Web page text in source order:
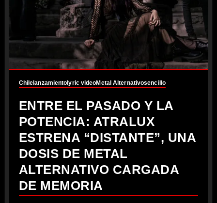
Chilelanzamientolyric videoMetal Alternativosencillo
ENTRE EL PASADO Y LA
POTENCIA: ATRALUX
ESTRENA “DISTANTE”, UNA
DOSIS DE METAL
ALTERNATIVO CARGADA
DE MEMORIA